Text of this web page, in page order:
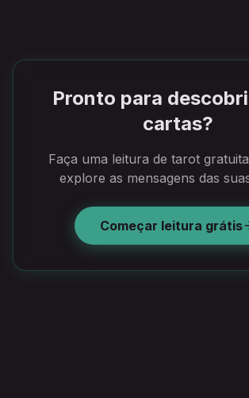
Pronto para
cartas?
Faça uma leitura de tarot
explore as mensagens das
Começar leitura grátis